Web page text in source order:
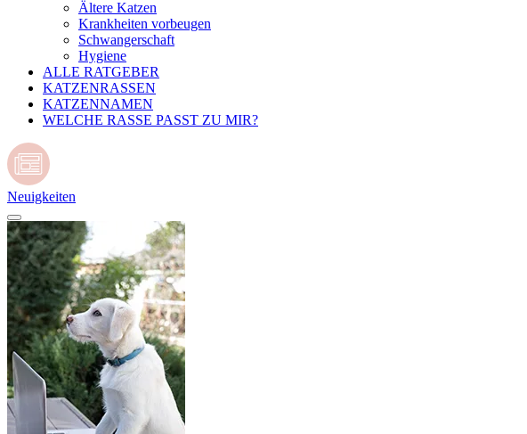
Ältere Katzen
Krankheiten vorbeugen
Schwangerschaft
Hygiene
ALLE RATGEBER
KATZENRASSEN
KATZENNAMEN
WELCHE RASSE PASST ZU MIR?
Neuigkeiten